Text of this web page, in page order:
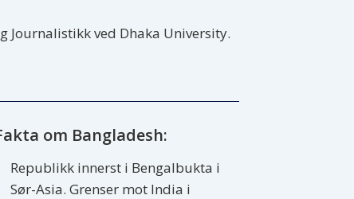
Journalistikk ved Dhaka University.
om Bangladesh:
Republikk innerst i Bengalbukta i
Sør-Asia. Grenser mot India i